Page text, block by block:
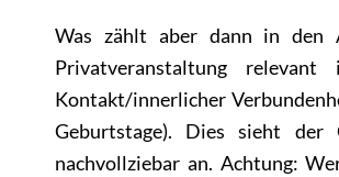
Was zählt aber dann in den
Privatveranstaltung
Kontakt/innerlicher
Geburtstage). Dies sieht der
nachvollziebar an. Achtung: